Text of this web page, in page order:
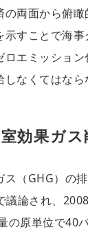
両面から俯
すことで海事
ロエミッショ
なくてはなら
効果ガ
ス（GHG）の
論され、
の原単位で40